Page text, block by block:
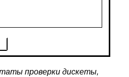
проверки дискеты,